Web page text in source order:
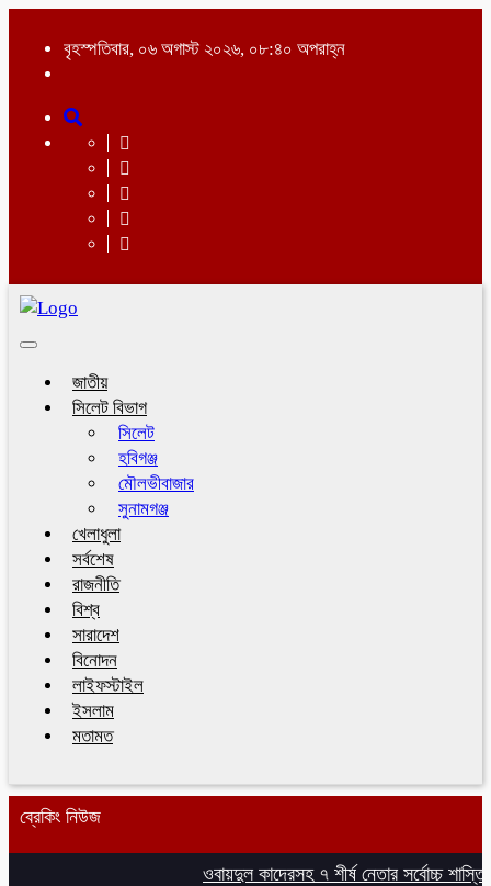
বৃহস্পতিবার, ০৬ অগাস্ট ২০২৬, ০৮:৪০ অপরাহ্ন
Toggle
জাতীয়
সিলেট বিভাগ
সিলেট
হবিগঞ্জ
মৌলভীবাজার
সুনামগঞ্জ
খেলাধুলা
সর্বশেষ
রাজনীতি
বিশ্ব
সারাদেশ
বিনোদন
লাইফস্টাইল
ইসলাম
মতামত
ব্রেকিং নিউজ
ওবায়দুল কাদেরসহ ৭ শীর্ষ নেতার সর্বোচ্চ